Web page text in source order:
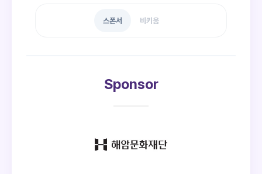
스폰서 비키움
Sponsor